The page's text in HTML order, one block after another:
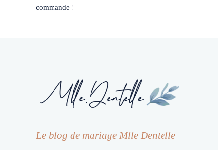
commande !
Le blog de mariage Mlle Dentelle